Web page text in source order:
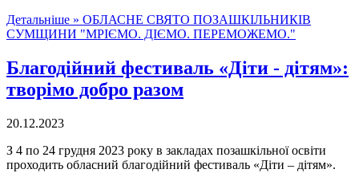
Детальніше » ОБЛАСНЕ СВЯТО ПОЗАШКІЛЬНИКІВ
СУМЩИНИ "МРІЄМО. ДІЄМО. ПЕРЕМОЖЕМО."
Благодійний фестиваль «Діти - дітям»:
творімо добро разом
20.12.2023
З 4 по 24 грудня 2023 року в закладах позашкільної освіти
проходить обласний благодійний фестиваль «Діти – дітям».